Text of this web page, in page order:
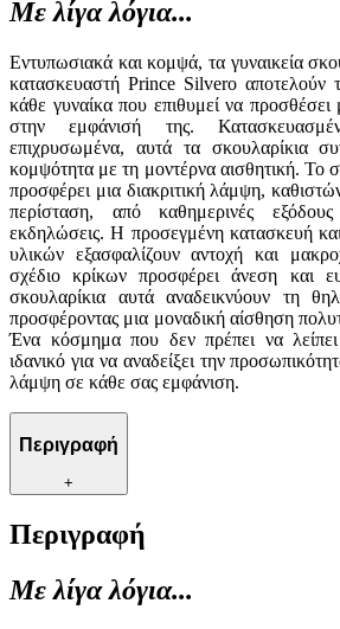
Με λίγα λόγια...
Εντυπωσιακά και κομψά, τα γυναικεία
κατασκευαστή Prince Silvero αποτελούν
κάθε γυναίκα που επιθυμεί να προσθέσει
στην εμφάνισή της.
επιχρυσωμένα, αυτά τα σκουλαρίκια
κομψότητα με τη μοντέρνα αισθητική. Το
προσφέρει μια διακριτική λάμψη,
περίσταση, από καθημερινές
εκδηλώσεις. Η προσεγμένη κατασκευή
υλικών εξασφαλίζουν αντοχή και
σχέδιο κρίκων προσφέρει άνεση και
σκουλαρίκια αυτά αναδεικνύουν τη
προσφέροντας μια μοναδική αίσθηση
Ένα κόσμημα που δεν πρέπει να
ιδανικό για να αναδείξει την
λάμψη σε κάθε σας εμφάνιση.
Περιγραφή
+
Περιγραφή
Με λίγα λόγια...